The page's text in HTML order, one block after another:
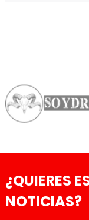
¿QUIERES
NOTICIAS?